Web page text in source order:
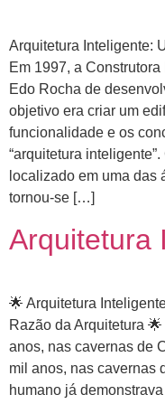
Arquitetura Inteligente:
Em 1997, a
Edo Rocha de
objetivo era criar um
funcionalidade e os
“arquitetura
localizado em uma das
tornou-se […]
Arquitetura
🌟 Arquitetura
Razão da Arquitetura
anos, nas cavernas de
mil anos, nas cavernas
humano já